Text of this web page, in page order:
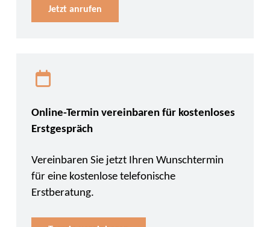
Jetzt anrufen
Online-Termin vereinbaren für kostenloses
Erstgespräch
Vereinbaren Sie jetzt Ihren Wunschtermin
für eine kostenlose telefonische
Erstberatung.